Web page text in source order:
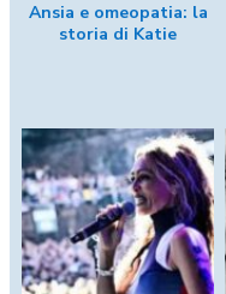
Ansia e omeopatia: la
storia di Katie